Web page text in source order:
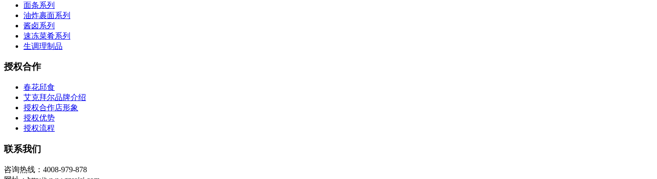
面条系列
油炸裹面系列
酱卤系列
速冻菜肴系列
生调理制品
授权合作
春花邱食
艾克拜尔品牌介绍
授权合作店形象
授权优势
授权流程
联系我们
咨询热线：4008-979-878